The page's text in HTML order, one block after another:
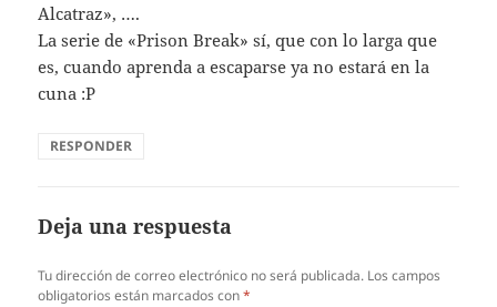
Alcatraz», ….
La serie de «Prison Break» sí­, que con lo larga que
es, cuando aprenda a escaparse ya no estará en la
cuna :P
RESPONDER
Deja una respuesta
Tu dirección de correo electrónico no será publicada. Los campos
obligatorios están marcados con*